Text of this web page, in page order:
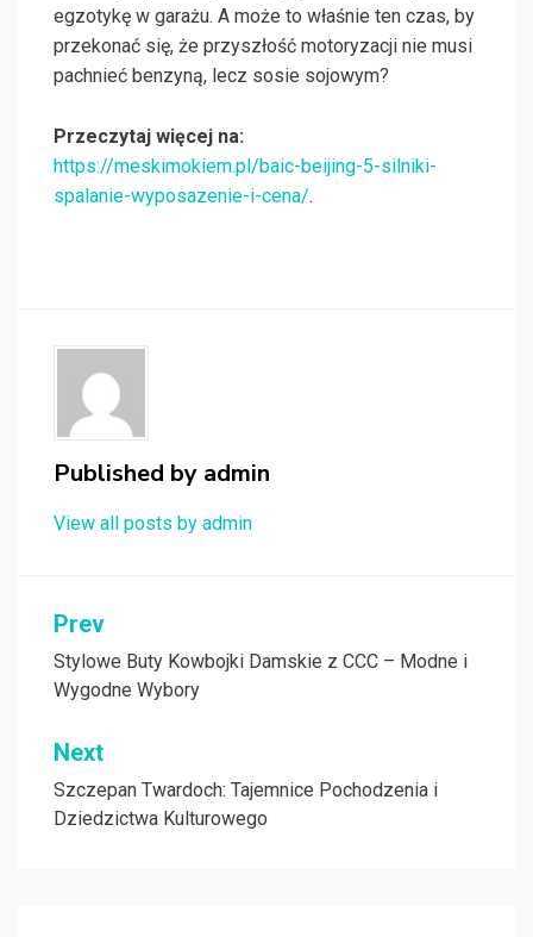
egzotykę w garażu. A może to właśnie ten czas, by
przekonać się, że przyszłość motoryzacji nie musi
pachnieć benzyną, lecz sosie sojowym?
Przeczytaj więcej na:
https://meskimokiem.pl/baic-beijing-5-silniki-
spalanie-wyposazenie-i-cena/.
Published by admin
View all posts by admin
Nawigacja
wpisu
Prev
Stylowe Buty Kowbojki Damskie z CCC – Modne i
Wygodne Wybory
Next
Szczepan Twardoch: Tajemnice Pochodzenia i
Dziedzictwa Kulturowego